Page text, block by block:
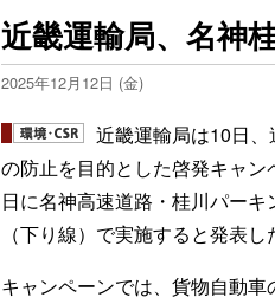
近畿運輸局、名神
2025年12月12日 (金)
近畿運輸局は10日
の防止を目的とした啓発キャン
日に名神高速道路・桂川パーキ
（下り線）で実施すると発表し
キャンペーンでは、貨物自動車